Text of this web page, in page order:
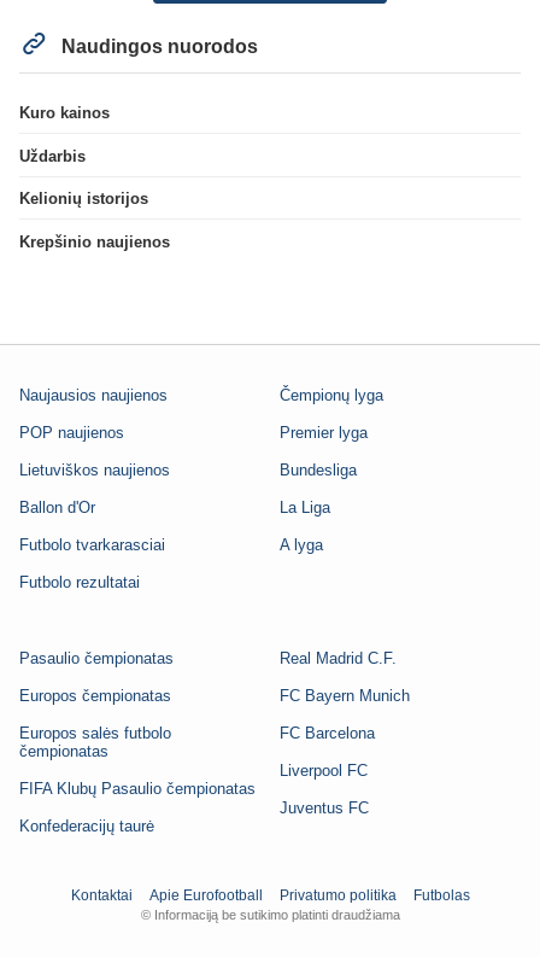
Naudingos nuorodos
Kuro kainos
Uždarbis
Kelionių istorijos
Krepšinio naujienos
Naujausios naujienos
POP naujienos
Lietuviškos naujienos
Ballon d'Or
Futbolo tvarkarasciai
Futbolo rezultatai
Čempionų lyga
Premier lyga
Bundesliga
La Liga
A lyga
Pasaulio čempionatas
Europos čempionatas
Europos salės futbolo
čempionatas
FIFA Klubų Pasaulio čempionatas
Konfederacijų taurė
Real Madrid C.F.
FC Bayern Munich
FC Barcelona
Liverpool FC
Juventus FC
Kontaktai Apie Eurofootball Privatumo politika Futbolas
© Informaciją be sutikimo platinti draudžiama